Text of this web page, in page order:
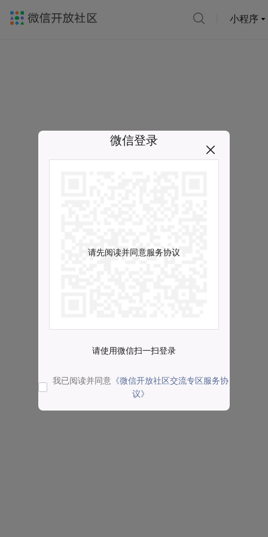
小程序
微信登录
请先阅读并同意服务协议
请使用微信扫一扫登录
我已阅读并同意 《微信开放社区交流专区服务协
议》